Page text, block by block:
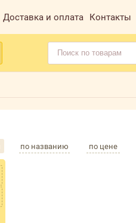
Доставка и оплата Контакты
по названию по цене